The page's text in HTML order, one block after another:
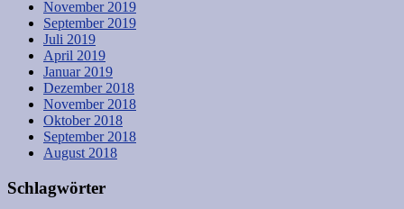
November 2019
September 2019
Juli 2019
April 2019
Januar 2019
Dezember 2018
November 2018
Oktober 2018
September 2018
August 2018
Schlagwörter